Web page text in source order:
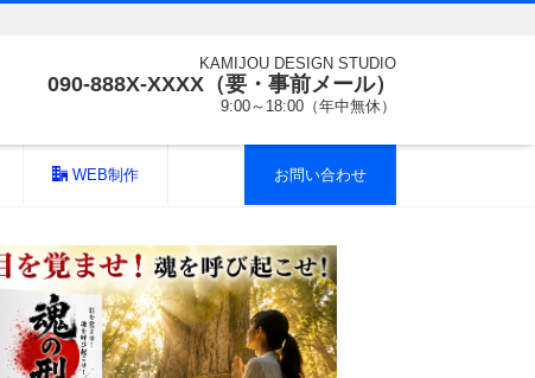
KAMIJOU DESIGN STUDIO
090-888X-XXXX（要・事前メール）
9:00～18:00（年中無休）
WEB制作 お問い合わせ